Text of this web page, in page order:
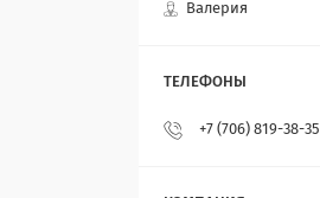
Валерия
+7 (706) 819-38-35